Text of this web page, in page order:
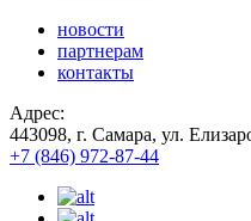
новости
партнерам
контакты
Адрес:
443098, г. Самара, ул.
+7 (846) 972-87-44